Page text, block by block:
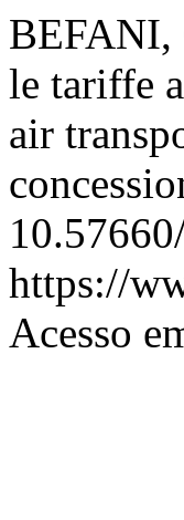
BEFANI,
le tariffe
air
https://
Acesso